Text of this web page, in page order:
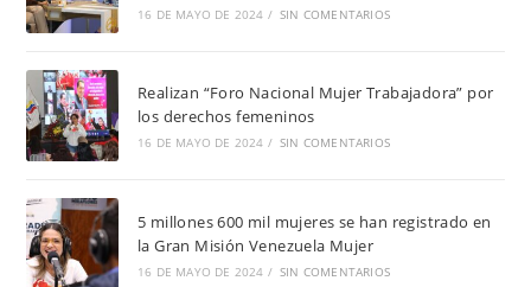
16 DE MAYO DE 2024 / SIN COMENTARIOS
Realizan “Foro Nacional Mujer Trabajadora” por
los derechos femeninos
16 DE MAYO DE 2024 / SIN COMENTARIOS
5 millones 600 mil mujeres se han registrado en
la Gran Misión Venezuela Mujer
16 DE MAYO DE 2024 / SIN COMENTARIOS